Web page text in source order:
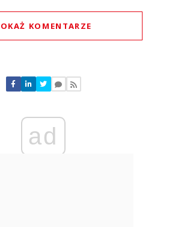
KOMENTARZE
Nie znaleziono komentarzy
swoje komentarze
Anuluj
ad